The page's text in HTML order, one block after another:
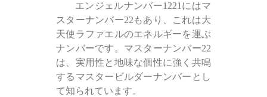
エンジェルナンバー1221にはマ
スターナンバー22もあり、これは大
天使ラファエルのエネルギーを運ぶ
ナンバーです。マスターナンバー22
は、実用性と地味な個性に強く共鳴
するマスタービルダーナンバーとし
て知られています。